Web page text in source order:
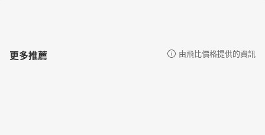
更多推薦 由飛比價格提供的資訊